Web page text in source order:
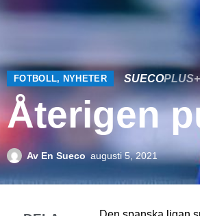
FOTBOLL, NYHETER SUECOPLUS+
Återigen
Av En Sueco augusti 5, 2021